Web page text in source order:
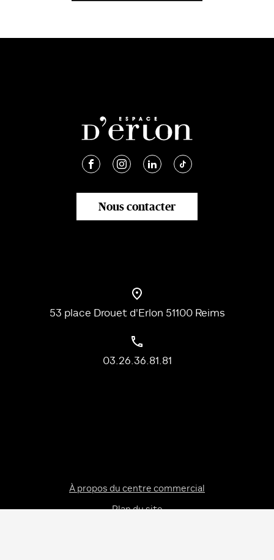
Nous contacter
53 place Drouet d'Erlon 51100 Reims
03.26.36.81.81
À propos du centre commercial
Plan du site